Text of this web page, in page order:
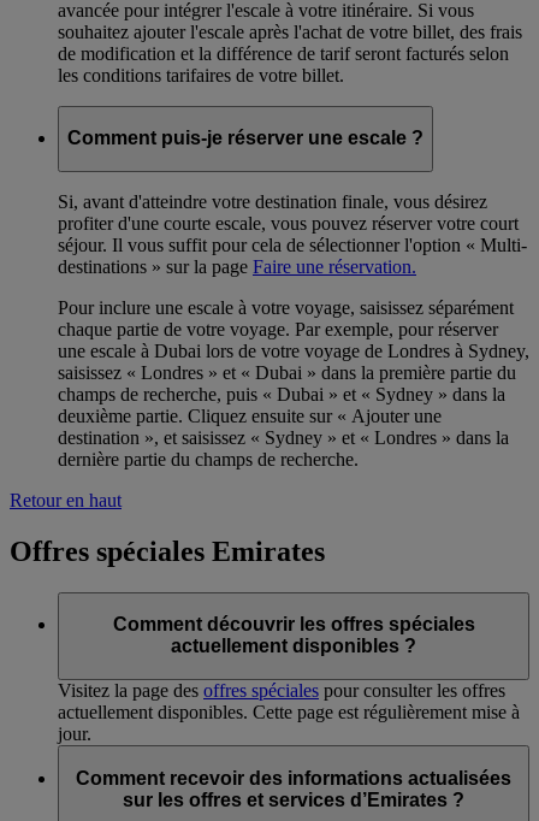
avancée pour intégrer l'escale à votre itinéraire. Si vous
souhaitez ajouter l'escale après l'achat de votre billet, des frais
de modification et la différence de tarif seront facturés selon
les conditions tarifaires de votre billet.
Comment puis-je réserver une escale ?
Si, avant d'atteindre votre destination finale, vous désirez
profiter d'une courte escale, vous pouvez réserver votre court
séjour. Il vous suffit pour cela de sélectionner l'option « Multi-
destinations » sur la page Faire une réservation.
Pour inclure une escale à votre voyage, saisissez séparément
chaque partie de votre voyage. Par exemple, pour réserver
une escale à Dubai lors de votre voyage de Londres à Sydney,
saisissez « Londres » et « Dubai » dans la première partie du
champs de recherche, puis « Dubai » et « Sydney » dans la
deuxième partie. Cliquez ensuite sur « Ajouter une
destination », et saisissez « Sydney » et « Londres » dans la
dernière partie du champs de recherche.
Retour en haut
Offres spéciales Emirates
Comment découvrir les offres spéciales
actuellement disponibles ?
Visitez la page des offres spéciales pour consulter les offres
actuellement disponibles. Cette page est régulièrement mise à
jour.
Comment recevoir des informations actualisées
sur les offres et services d’Emirates ?